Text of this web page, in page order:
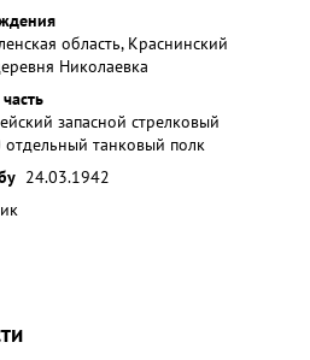
область, Краснинский
Николаевка
запасной стрелковый
отдельный танковый полк
24.03.1942